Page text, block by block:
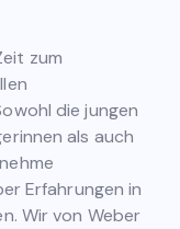
zum
die jungen
als auch
Erfahrungen in
Wir von Weber